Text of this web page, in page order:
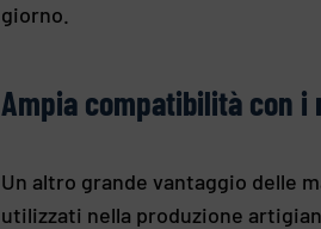
giorno.
Ampia compatibilità con i
Un altro grande vantaggio delle
utilizzati nella produzione